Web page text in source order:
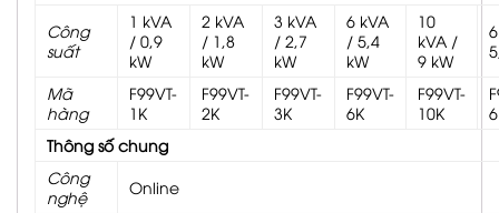
Công
suất
1 kVA
/ 0,9
kW
2 kVA
/ 1,8
kW
3 kVA
/ 2,7
kW
6 kVA
/ 5,4
kW
10
kVA /
9 kW
Mã
hàng
F99VT-
1K
F99VT-
2K
F99VT-
3K
F99VT-
6K
F99VT-
10K
Thông số chung
Công
nghệ
Online